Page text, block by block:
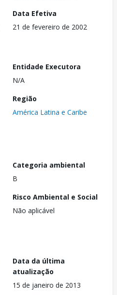
Data Efetiva
21 de fevereiro de 2002
Entidade Executora
N/A
Região
América Latina e Caribe
Categoria ambiental
B
Risco Ambiental e Social
Não aplicável
Data da última
atualização
15 de janeiro de 2013